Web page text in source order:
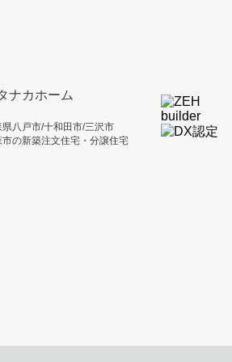
県八戸市/十和田市/三沢市
市の新築注文住宅・分譲住宅